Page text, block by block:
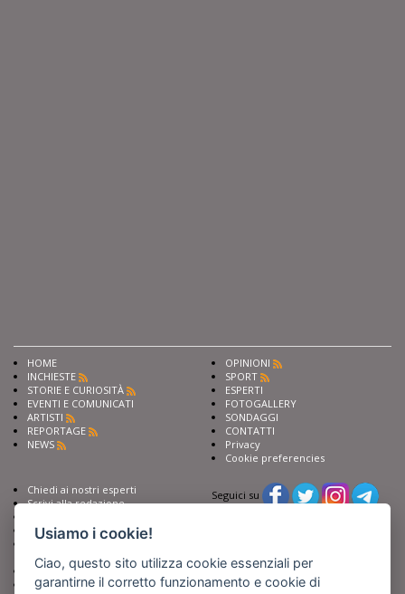
HOME
INCHIESTE
STORIE E CURIOSITÀ
EVENTI E COMUNICATI
ARTISTI
REPORTAGE
NEWS
OPINIONI
SPORT
ESPERTI
FOTOGALLERY
SONDAGGI
CONTATTI
Privacy
Cookie preferencies
Chiedi ai nostri esperti
Scrivi alla redazione
Sostieni Barinedita
Iscriviti al nostro corso di
giornalismo
Compra i nostri libri
Entra in Barinedita Map
Seguici su
Usiamo i cookie!
Ciao, questo sito utilizza cookie essenziali per
garantirne il corretto funzionamento e cookie di